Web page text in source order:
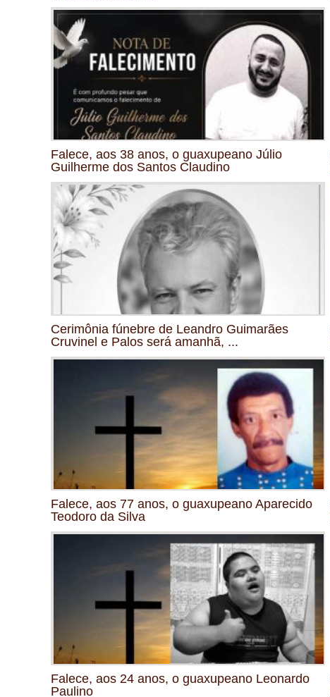
Falece, aos 38 anos, o guaxupeano Júlio
Guilherme dos Santos Claudino
Cerimônia fúnebre de Leandro Guimarães
Cruvinel e Palos será amanhã, ...
Falece, aos 77 anos, o guaxupeano Aparecido
Teodoro da Silva
Falece, aos 24 anos, o guaxupeano Leonardo
Paulino